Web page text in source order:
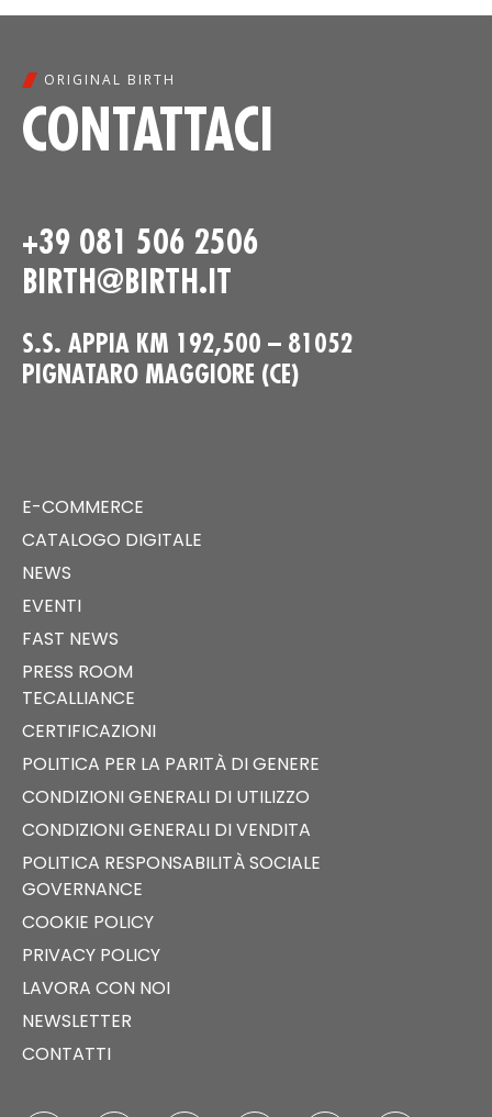
ORIGINAL BIRTH
CONTATTACI
+39 081 506 2506
BIRTH@BIRTH.IT
S.S. APPIA KM 192,500 – 81052
PIGNATARO MAGGIORE (CE)
E-COMMERCE
CATALOGO DIGITALE
NEWS
EVENTI
FAST NEWS
PRESS ROOM
TECALLIANCE
CERTIFICAZIONI
POLITICA PER LA PARITÀ DI GENERE
CONDIZIONI GENERALI DI UTILIZZO
CONDIZIONI GENERALI DI VENDITA
POLITICA RESPONSABILITÀ SOCIALE
GOVERNANCE
COOKIE POLICY
PRIVACY POLICY
LAVORA CON NOI
NEWSLETTER
CONTATTI